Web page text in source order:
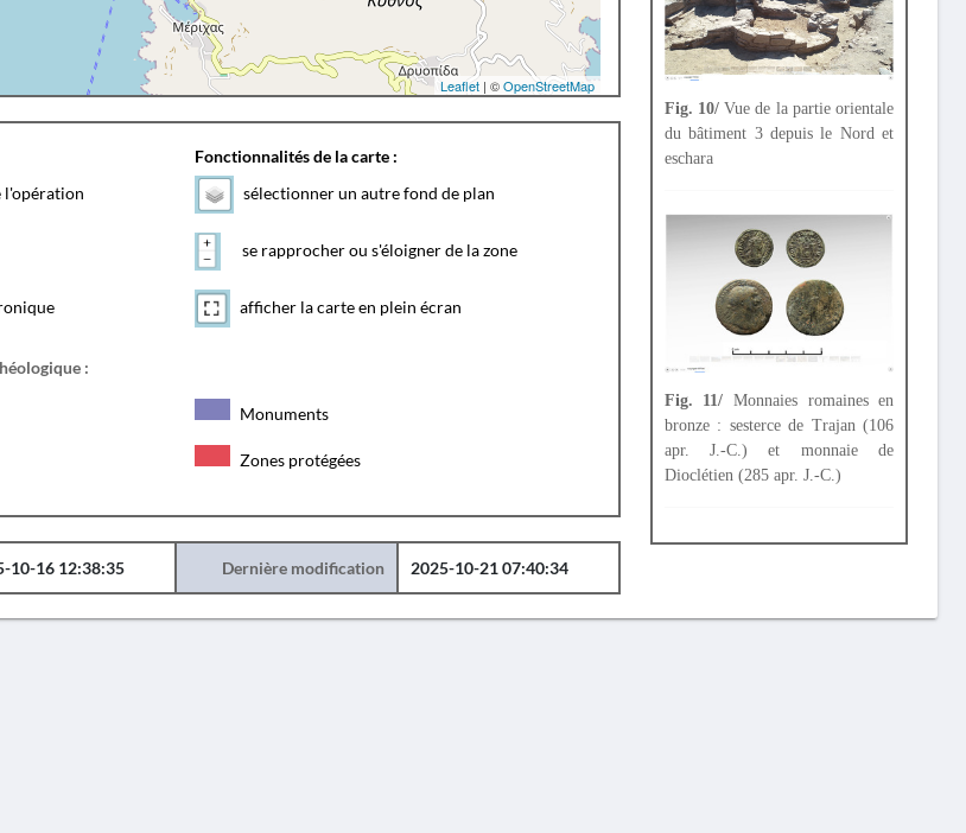
Leaflet| ©OpenStreetMap
l'opération
Fonctionnalités de la carte :
sélectionner un autre fond de plan
se rapprocher ou s'éloigner de la zone
afficher la carte en plein écran
:
Monuments
Zones protégées
10-16 12:38:35 Dernière modification 2025-10-21 07:40:34
Fig. 10/Vue de la partie orientale
du bâtiment 3 depuis le Nord et
eschara
Fig. 11/ Monnaies romaines en
bronze : sesterce de Trajan (106
apr. J.-C.) et monnaie de
Dioclétien (285 apr. J.-C.)